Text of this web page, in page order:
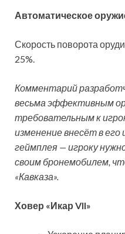
Автоматическое
Скорость поворота
25%.
Комментарий
весьма эффективным
требовательным к
изменение внесёт в его
геймплея — игроку
своим бронемобилем,
«Кавказа».
Ховер «Икар VII»